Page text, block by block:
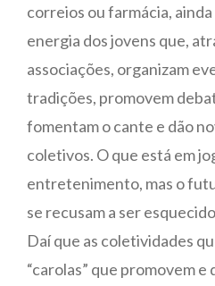
correios ou farmácia, ainda
energia dos jovens que,
associações, organizam
tradições, promovem
fomentam o cante e dão
coletivos. O que está em
entretenimento, mas o
se recusam a ser
Daí que as coletividades
“carolas” que promovem e